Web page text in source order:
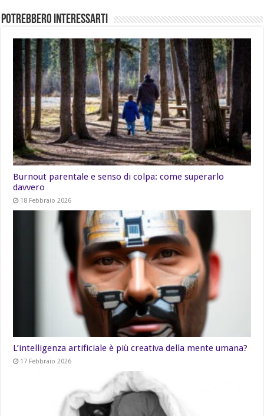
Potrebbero Interessarti
Burnout parentale e senso di colpa: come superarlo
davvero
18 Febbraio 2026
L’intelligenza artificiale è più creativa della mente umana?
17 Febbraio 2026